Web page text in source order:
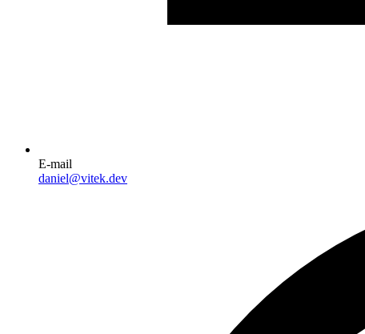
E-mail
daniel@vitek.dev